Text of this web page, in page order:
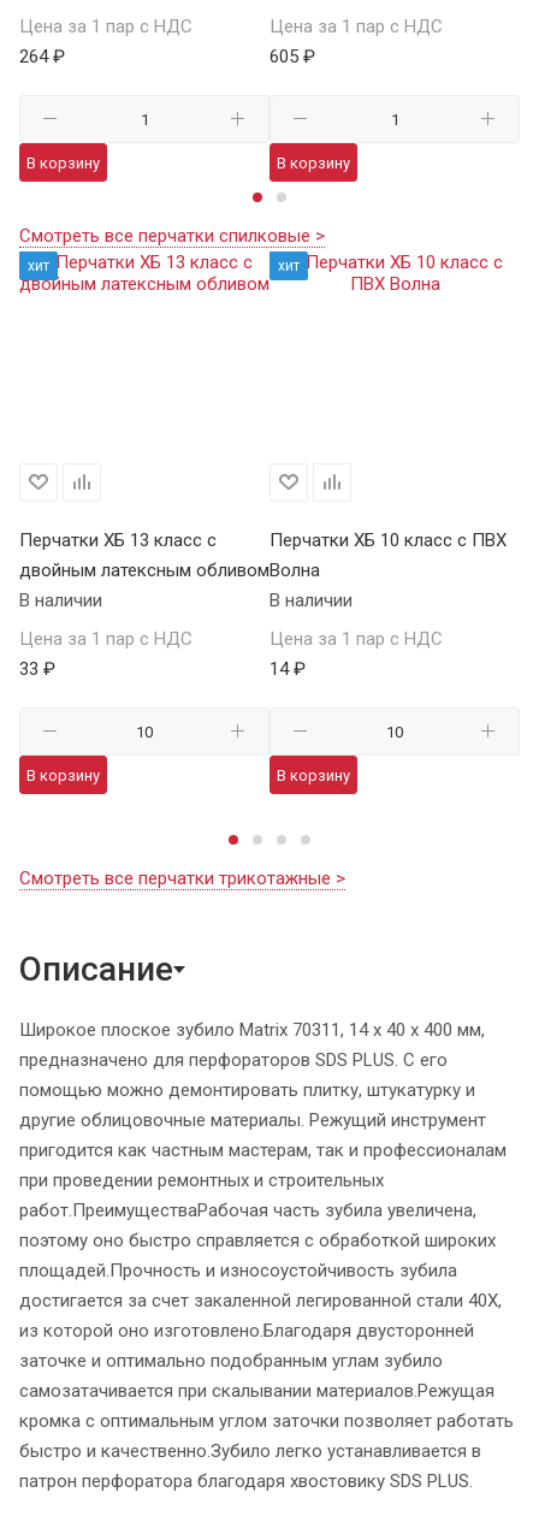
Цена за 1 пар с НДС
264 ₽
В корзину
Цена за 1 пар с НДС
605 ₽
В корзину
Смотреть все перчатки спилковые >
хит
Перчатки ХБ 13 класс с
двойным латексным обливом
В наличии
Цена за 1 пар с НДС
33 ₽
В корзину
хит
Перчатки ХБ 10 класс с ПВХ
Волна
В наличии
Цена за 1 пар с НДС
14 ₽
В корзину
Смотреть все перчатки трикотажные >
Описание
Широкое плоское зубило Matrix 70311, 14 х 40 х 400 мм,
предназначено для перфораторов SDS PLUS. С его
помощью можно демонтировать плитку, штукатурку и
другие облицовочные материалы. Режущий инструмент
пригодится как частным мастерам, так и профессионалам
при проведении ремонтных и строительных
работ.ПреимуществаРабочая часть зубила увеличена,
поэтому оно быстро справляется с обработкой широких
площадей.Прочность и износоустойчивость зубила
достигается за счет закаленной легированной стали 40Х,
из которой оно изготовлено.Благодаря двусторонней
заточке и оптимально подобранным углам зубило
самозатачивается при скалывании материалов.Режущая
кромка с оптимальным углом заточки позволяет работать
быстро и качественно.Зубило легко устанавливается в
патрон перфоратора благодаря хвостовику SDS PLUS.